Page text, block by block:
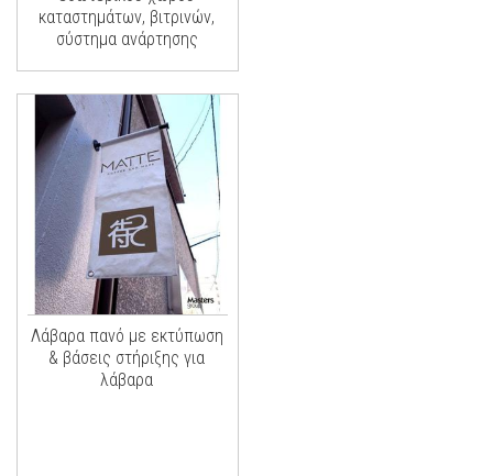
καταστημάτων, βιτρινών,
σύστημα ανάρτησης
Λάβαρα πανό με εκτύπωση
& βάσεις στήριξης για
λάβαρα